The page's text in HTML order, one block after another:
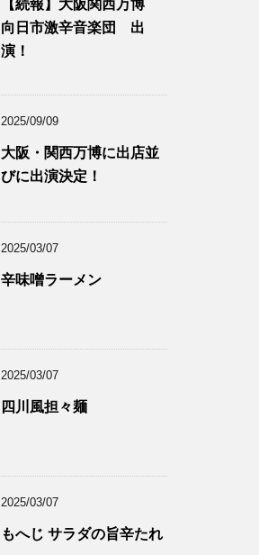
【続報】大阪関西万博
向日市激辛音楽団 出
演！
2025/09/09
大阪・関西万博に出店並
びに出演決定！
2025/03/07
辛味噌ラーメン
2025/03/07
四川風担々麺
2025/03/07
もへじ サラダの旨辛たれ